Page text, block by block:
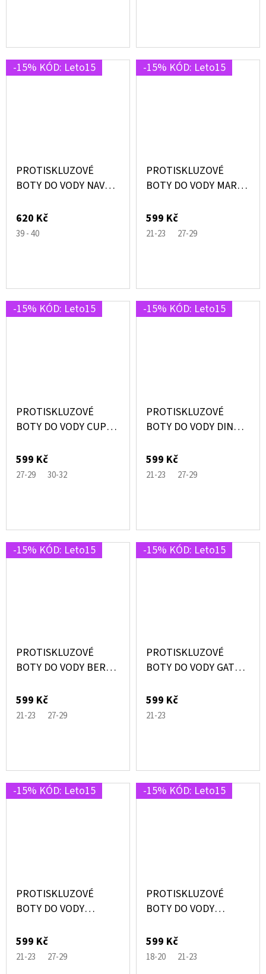
-15% KÓD: Leto15
PROTISKLUZOVÉ
BOTY DO VODY NAVY
SLIPSTOP®
620 Kč
39 - 40
-15% KÓD: Leto15
PROTISKLUZOVÉ
BOTY DO VODY MARS
SLIPSTOP®
599 Kč
21-23 27-29
-15% KÓD: Leto15
PROTISKLUZOVÉ
BOTY DO VODY CUP
KOČKAMI –
SLIPSTOP®
599 Kč
27-29 30-32
-15% KÓD: Leto15
PROTISKLUZOVÉ
BOTY DO VODY DINO
– SLIPSTOP®
599 Kč
21-23 27-29
-15% KÓD: Leto15
PROTISKLUZOVÉ
BOTY DO VODY BERKO
ŽRALOKY – SLIPSTOP®
599 Kč
21-23 27-29
-15% KÓD: Leto15
PROTISKLUZOVÉ
BOTY DO VODY GATOR
– SLIPSTOP®
599 Kč
21-23
-15% KÓD: Leto15
PROTISKLUZOVÉ
BOTY DO VODY
ŽRALOKY – SLIPSTOP®
599 Kč
21-23 27-29
-15% KÓD: Leto15
PROTISKLUZOVÉ
BOTY DO VODY
JEDNOROŽCEM –
SLIPSTOP®
599 Kč
18-20 21-23